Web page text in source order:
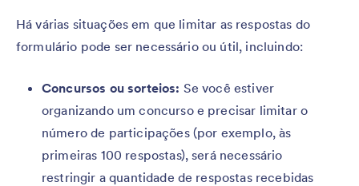
Há várias situações em que limitar as respostas do
formulário pode ser necessário ou útil, incluindo:
Concursos ou sorteios: Se você estiver
organizando um concurso e precisar limitar o
número de participações (por exemplo, às
primeiras 100 respostas), será necessário
restringir a quantidade de respostas recebidas